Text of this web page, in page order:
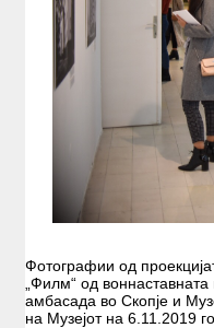
LECTURES
EXHIBITIONS
WORKSHOPS
SUMMER
ALUMNI
Фотографии од
„Филм“ од
амбасада во Скопје и
на Музејот на 6.11.2019